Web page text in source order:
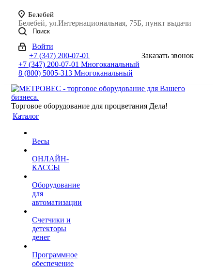
Белебей
Белебей, ул.Интернациональная, 75Б, пункт выдачи
Поиск
Войти
+7 (347) 200-07-01
+7 (347) 200-07-01 Многоканальный
8 (800) 5005-313 Многоканальный
Заказать звонок
Торговое оборудование для процветания Дела!
Каталог
Весы
ОНЛАЙН-
КАССЫ
Оборудование
для
автоматизации
Счетчики и
детекторы
денег
Программное
обеспечение